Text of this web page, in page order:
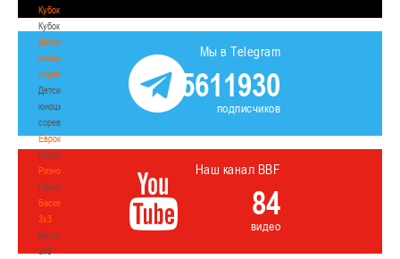
Кубок
Кубок
Детско-
юношеские
соревнования
Детско-
юношеские
соревнования
Еврокубки
Еврокубки
Разное
Разное
Баскетбол
3х3
Баскетбол
3х3
Мы в Telegram
5611930
подписчиков
Наш канал BBF
84
видео